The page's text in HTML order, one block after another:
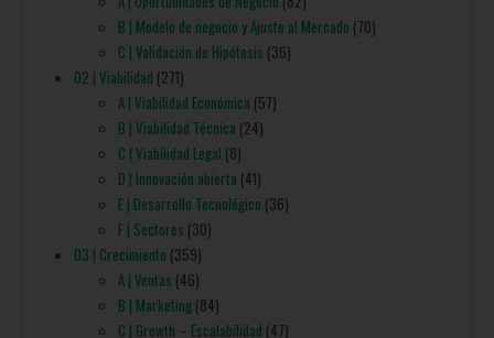
B | Modelo de negocio y Ajuste al Mercado (70)
C | Validación de Hipótesis (36)
02 | Viabilidad (271)
A | Viabilidad Económica (57)
B | Viabilidad Técnica (24)
C | Viabilidad Legal (8)
D | Innovación abierta (41)
E | Desarrollo Tecnológico (36)
F | Sectores (30)
03 | Crecimiento (359)
A | Ventas (46)
B | Marketing(84)
C | Growth – Escalabilidad (47)